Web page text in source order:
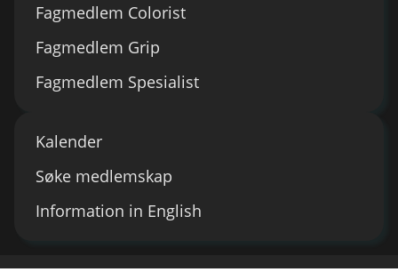
Fagmedlem Colorist
Fagmedlem Grip
Fagmedlem Spesialist
Kalender
Søke medlemskap
Information in English
- FILMFOTOGRAFER.NO -